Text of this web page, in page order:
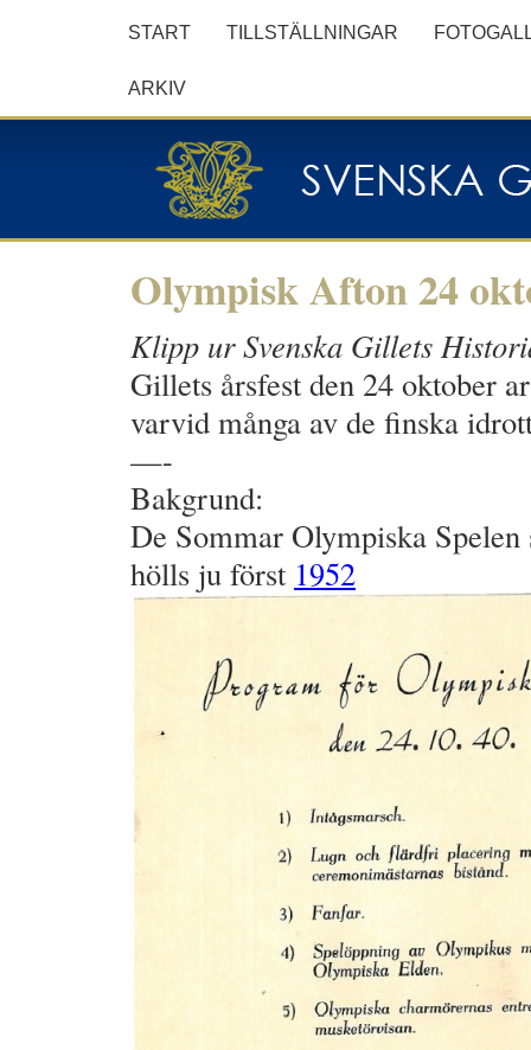
START TILLSTÄLLNINGAR
ARKIV
Olympisk Afton 24
Klipp ur Svenska Gillets
Gillets årsfest den 24 oktober
varvid många av de finska
—-
Bakgrund:
De Sommar Olympiska
hölls ju först 1952